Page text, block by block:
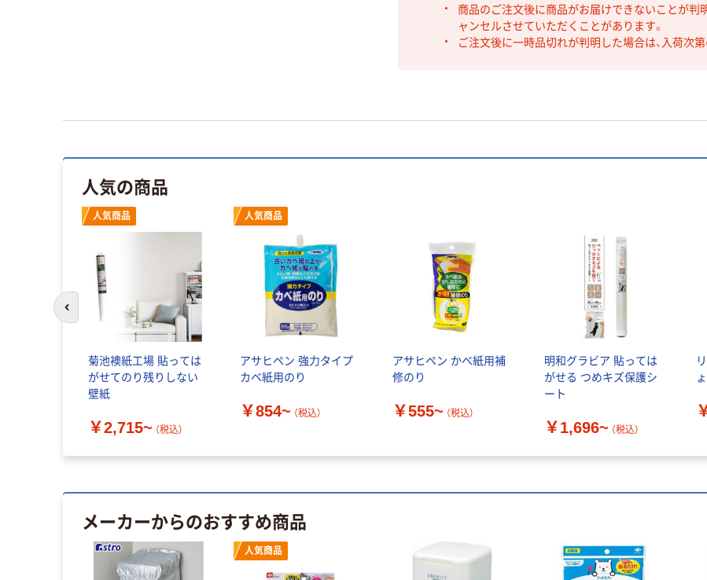
商品のご注文後に商品がお届けできないことが判
ャンセルさせていただくことがあります。
ご注文後に一時品切れが判明した場合は、入荷次
人気の商品
人気商品
菊池襖紙工場 貼っては
がせてのり残りしない
壁紙
￥2,715~ （税込）
人気商品
アサヒペン 強力タイプ
カベ紙用のり
￥854~ （税込）
アサヒペン かべ紙用補
修のり
￥555~ （税込）
明和グラビア 貼っては
がせる つめキズ保護シ
ート
￥1,696~ （税込）
前のスライドへ
メーカーからのおすすめ商品
人気商品